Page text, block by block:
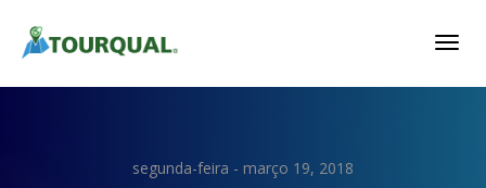
segunda-feira - março 19, 2018